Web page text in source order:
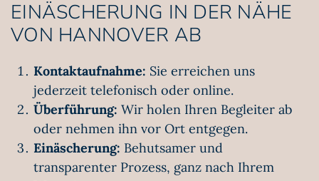
EINÄSCHERUNG IN DER NÄHE
VON HANNOVER AB
Kontaktaufnahme: Sie erreichen uns
jederzeit telefonisch oder online.
Überführung: Wir holen Ihren Begleiter ab
oder nehmen ihn vor Ort entgegen.
Einäscherung: Behutsamer und
transparenter Prozess, ganz nach Ihrem